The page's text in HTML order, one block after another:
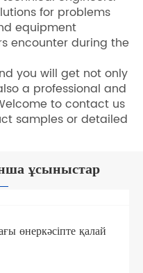
for problems
equipment
encounter during the
you will get not only
a professional and
to contact us
samples or detailed
ұсыныстар